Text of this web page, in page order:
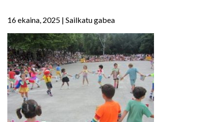
16 ekaina, 2025 | Sailkatu gabea